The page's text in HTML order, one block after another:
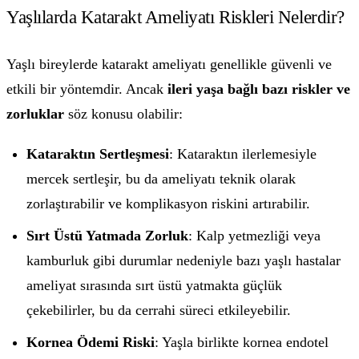
Yaşlılarda Katarakt Ameliyatı Riskleri Nelerdir?
Yaşlı bireylerde katarakt ameliyatı genellikle güvenli ve
etkili bir yöntemdir. Ancak ileri yaşa bağlı bazı riskler ve
zorluklar söz konusu olabilir:
Kataraktın Sertleşmesi: Kataraktın ilerlemesiyle
mercek sertleşir, bu da ameliyatı teknik olarak
zorlaştırabilir ve komplikasyon riskini artırabilir.
Sırt Üstü Yatmada Zorluk: Kalp yetmezliği veya
kamburluk gibi durumlar nedeniyle bazı yaşlı hastalar
ameliyat sırasında sırt üstü yatmakta güçlük
çekebilirler, bu da cerrahi süreci etkileyebilir.
Kornea Ödemi Riski: Yaşla birlikte kornea endotel